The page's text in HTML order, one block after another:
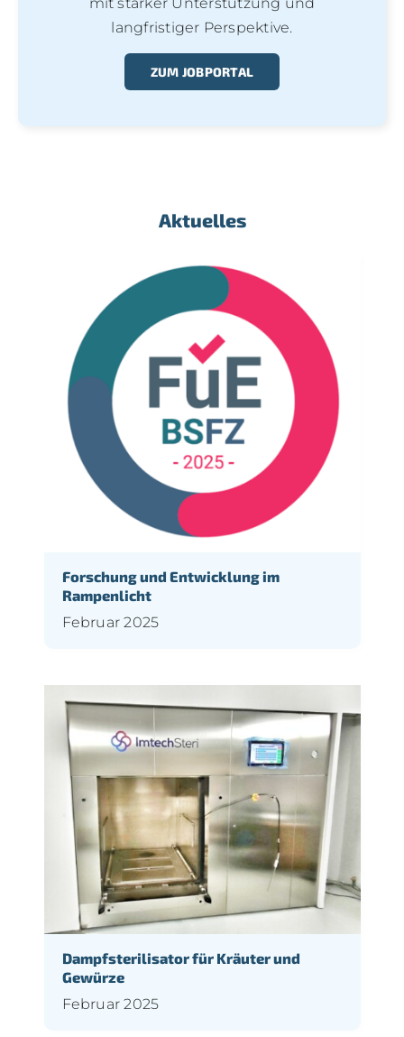
ZUM JOBPORTAL
langfristiger Perspektive.
Aktuelles
Forschung und Entwicklung im
Rampenlicht
Februar 2025
Dampfsterilisator für Kräuter und
Gewürze
Februar 2025